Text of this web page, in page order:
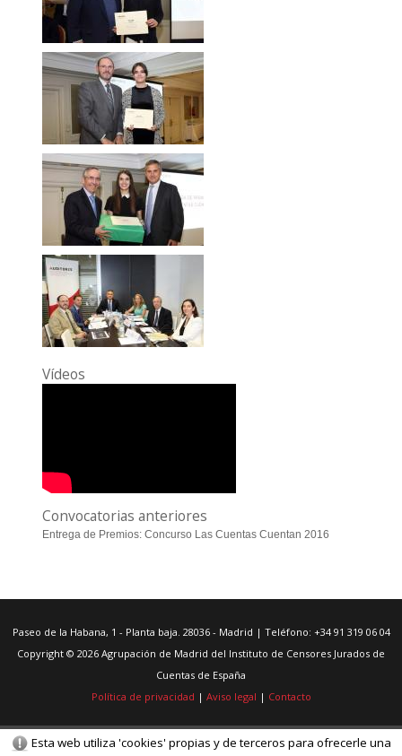
Esta web utiliza 'cookies' propias y de terceros para ofrecerle una
Vídeos
Convocatorias anteriores
Entrega de Premios: Concurso Las Cuentas Cuentan 2016
Paseo de la Habana, 1 - Planta baja. 28036 - Madrid | Teléfono: +34 91 319 06 04
Copyright © 2026 Agrupación de Madrid del Instituto de Censores Jurados de
Cuentas de España
Política de privacidad | Aviso legal | Contacto
© Gestor de contenidos